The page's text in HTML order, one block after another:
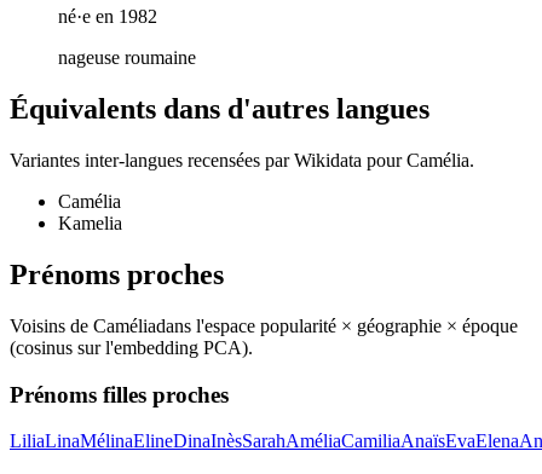
né·e en 1982
nageuse roumaine
Équivalents dans d'autres langues
Variantes inter-langues recensées par Wikidata pourCamélia.
Camélia
Kamelia
Prénoms proches
Voisins de Caméliadans l'espace popularité × géographie × époque
(cosinus sur l'embedding PCA).
Prénoms filles proches
LiliaLinaMélinaElineDinaInèsSarahAméliaCamiliaAnaïsEvaElena